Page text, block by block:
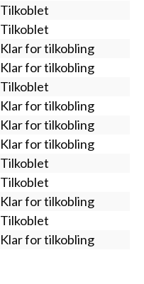
Tilkoblet
Tilkoblet
Klar for tilkobling
Klar for tilkobling
Tilkoblet
Klar for tilkobling
Klar for tilkobling
Klar for tilkobling
Tilkoblet
Tilkoblet
Klar for tilkobling
Tilkoblet
Klar for tilkobling